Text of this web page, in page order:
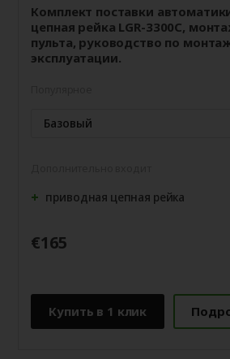
Комплект поставки
цепная рейка LGR-3300C,
пульта, руководство по
эксплуатации.
Базовый
приводная цепная рейка
€165
Купить в 1 клик